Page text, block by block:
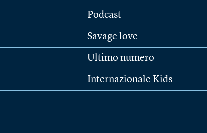
Podcast
Savage love
Ultimo numero
Internazionale Kids